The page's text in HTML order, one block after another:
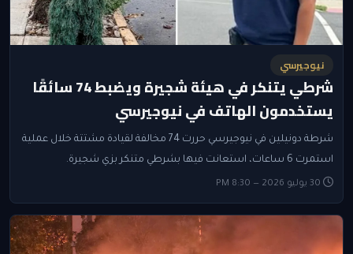
نيوجيرسي
شرطي يتنكر في هيئة شجيرة ويضبط 74 سائقًا
يستخدمون الهاتف في نيوجيرسي
شرطة دونيلين في نيوجيرسي حررت 74 مخالفة لقيادة مشتتة خلال عملية
استمرت 6 ساعات، استعانت فيها بشرطي متنكر بزي شجيرة.